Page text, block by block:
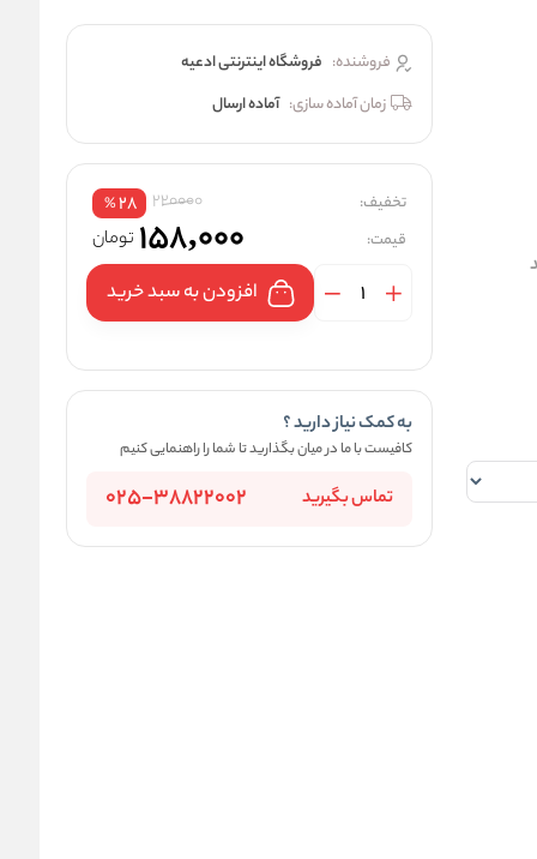
فروشنده: فروشگاه اینترنتی ادعیه
زمان آماده سازی: آماده ارسال
تخفیف: 220000
28
%
قیمت: 158,000 تومان
افزودن به سبد خرید
به کمک نیاز دارید ؟
کافیست با ما در میان بگذارید تا شما را راهنمایی کنیم
تماس بگیرید 025-38822002